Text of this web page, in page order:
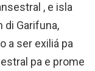
, e isla
di Garifuna,
a ser exiliá pa
pa e prome